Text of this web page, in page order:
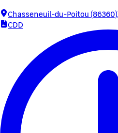
Chasseneuil-du-Poitou (86360)
CDD